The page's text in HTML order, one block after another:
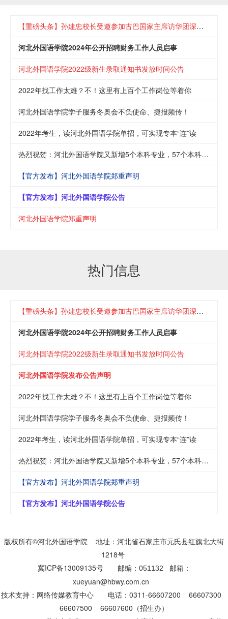
【重磅头条】孙建忠校长受邀参加古巴国家主席访华团深圳早餐会
河北外国语学院2024年公开招聘财务工作人员启事
河北外国语学院2022级新生录取通知书发放时间公告
2022年找工作太难？不！这里有上百个工作岗位等着你
河北外国语学院学子服务冬奥会不负使命、捷报频传！
2022年考生，读河北外国语学院单招，可实现专本“连”读
热烈祝贺：河北外国语学院又新增5个本科专业，57个本科专业2022年面向全国招生
【官方发布】河北外国语学院郑重声明
【官方发布】河北外国语学院公告
河北外国语学院郑重声明
热门信息
【重磅头条】孙建忠校长受邀参加古巴国家主席访华团深圳早餐会
河北外国语学院2024年公开招聘财务工作人员启事
河北外国语学院2022级新生录取通知书发放时间公告
河北外国语学院发布公告声明
2022年找工作太难？不！这里有上百个工作岗位等着你
河北外国语学院学子服务冬奥会不负使命、捷报频传！
2022年考生，读河北外国语学院单招，可实现专本“连”读
热烈祝贺：河北外国语学院又新增5个本科专业，57个本科专业2022年面向全国招生
【官方发布】河北外国语学院郑重声明
【官方发布】河北外国语学院公告
版权所有©河北外国语学院 地址：河北省石家庄市元氏县红旗北大街
1218号
冀ICP备13009135号
邮编： 051132
邮箱：
xueyuan@hbwy.com.cn
技术支持：网络传媒教育中心
电话：0311-66607200 66607300
66607500 66607600（招生办）